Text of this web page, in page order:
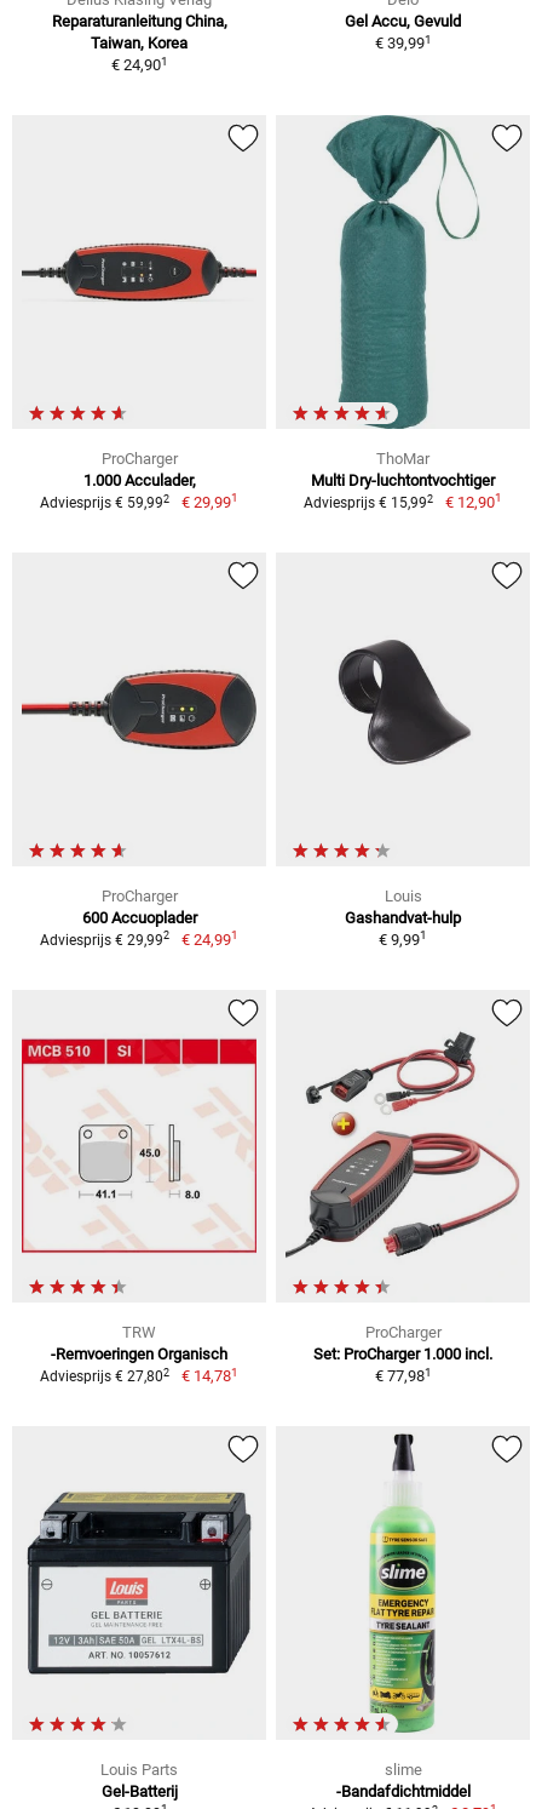
Reparaturanleitung China,
Taiwan, Korea
€ 24,901
Gel Accu, Gevuld
€ 39,991
ProCharger
1.000 Acculader,
Adviesprijs € 59,992 € 29,991
ThoMar
Multi Dry-luchtontvochtiger
Adviesprijs € 15,992 € 12,901
ProCharger
600 Accuoplader
Adviesprijs € 29,992 € 24,991
Louis
Gashandvat-hulp
€ 9,991
TRW
-Remvoeringen Organisch
Adviesprijs € 27,802 € 14,781
ProCharger
Set: ProCharger 1.000 incl.
€ 77,981
Louis Parts
Gel-Batterij
slime
-Bandafdichtmiddel